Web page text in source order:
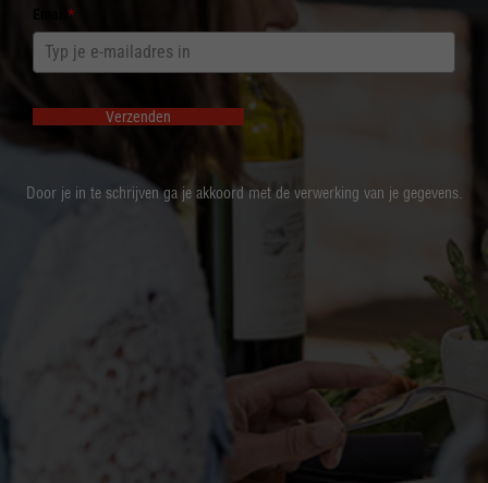
*
Verzenden
Door je in te schrijven ga je akkoord met de verwerking van je gegevens.